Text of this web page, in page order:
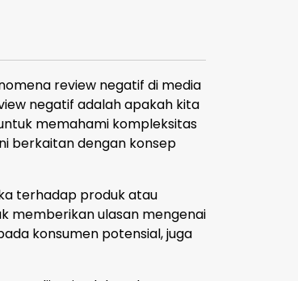
review negatif di media
negatif adalah apakah kita
memahami kompleksitas
berkaitan dengan konsep
terhadap produk atau
memberikan ulasan mengenai
konsumen potensial, juga